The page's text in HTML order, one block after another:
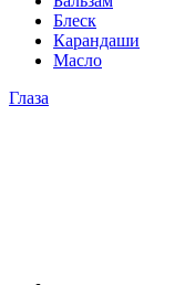
Блеск
Карандаши
Масло
Глаза